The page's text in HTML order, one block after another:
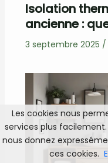
Isolation
ancienne :
3 septembre 2025 /
Les cookies nous
services plus
nous donnez
ces cookies.